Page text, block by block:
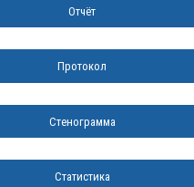
Отчёт
Протокол
Стенограмма
Статистика